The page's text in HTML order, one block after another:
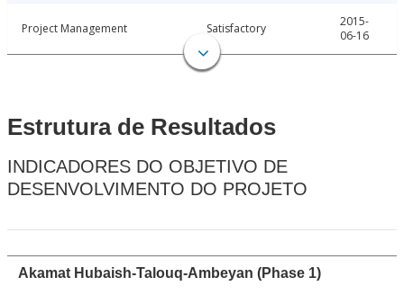
Project Management Satisfactory
2015-
06-16
Estrutura de Resultados
INDICADORES DO OBJETIVO DE
DESENVOLVIMENTO DO PROJETO
Akamat Hubaish-Talouq-Ambeyan (Phase 1)